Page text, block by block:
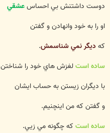
دوست داشتنش بي احساسعشقي
او را به خود وانهادن و گفتن
كهديگر نمي شناسمش.
ساده استلغزش هاي خود را شناختن
با ديگران زيستن به حساب ايشان
و گفتن كه من اينچنيم.
ساده است كه چگونه مي زيي.